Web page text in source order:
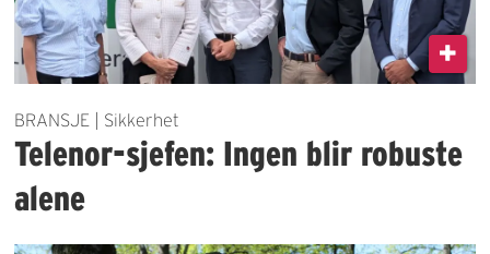
BRANSJE | Sikkerhet
Telenor-sjefen: Ingen blir robuste
alene